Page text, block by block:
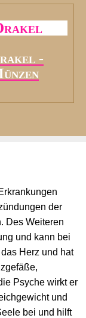
-
der
Des Weiteren
und kann bei
Herz und hat
Psyche wirkt er
und
bei und hilft